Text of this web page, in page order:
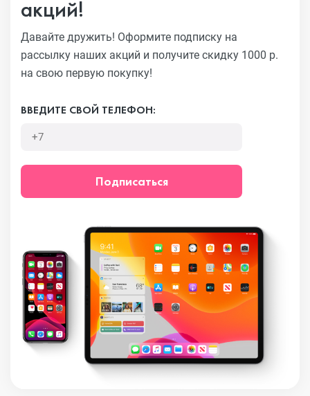
акций!
Давайте дружить! Оформите подписку на
рассылку наших акций и получите скидку 1000 р.
на свою первую покупку!
ВВЕДИТЕ СВОЙ ТЕЛЕФОН:
Подписаться